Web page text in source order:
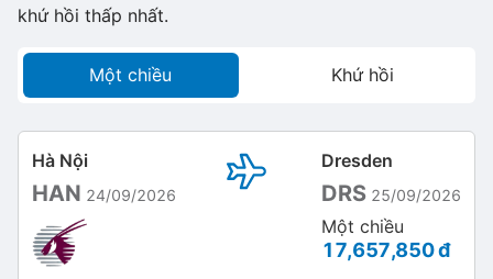
khứ hồi thấp nhất.
Một chiều Khứ hồi
Hà Nội
HAN 24/09/2026
Dresden
DRS 25/09/2026
Một chiều
17,657,850 đ